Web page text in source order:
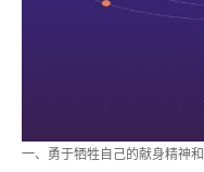
一、勇于牺牲自己的献身精神